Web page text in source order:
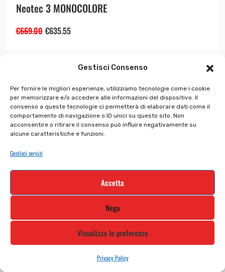
Gestisci Consenso
Per fornire le migliori esperienze, utilizziamo tecnologie come i cookie
per memorizzare e/o accedere alle informazioni del dispositivo. Il
consenso a queste tecnologie ci permetterà di elaborare dati come il
comportamento di navigazione o ID unici su questo sito. Non
acconsentire o ritirare il consenso può influire negativamente su
alcune caratteristiche e funzioni.
Gestisci servizi
Accetta
Nega
Visualizza le preferenze
Privacy Policy
Neotec 3 MONOCOLORE
€669.00 €635.55
Neotec 3 MONOCOLORE MATT